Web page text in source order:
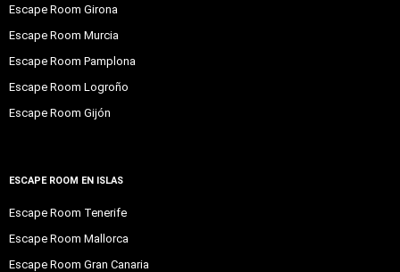
Escape Room Girona
Escape Room Murcia
Escape Room Pamplona
Escape Room Logroño
Escape Room Gijón
ESCAPE ROOM EN ISLAS
Escape Room Tenerife
Escape Room Mallorca
Escape Room Gran Canaria